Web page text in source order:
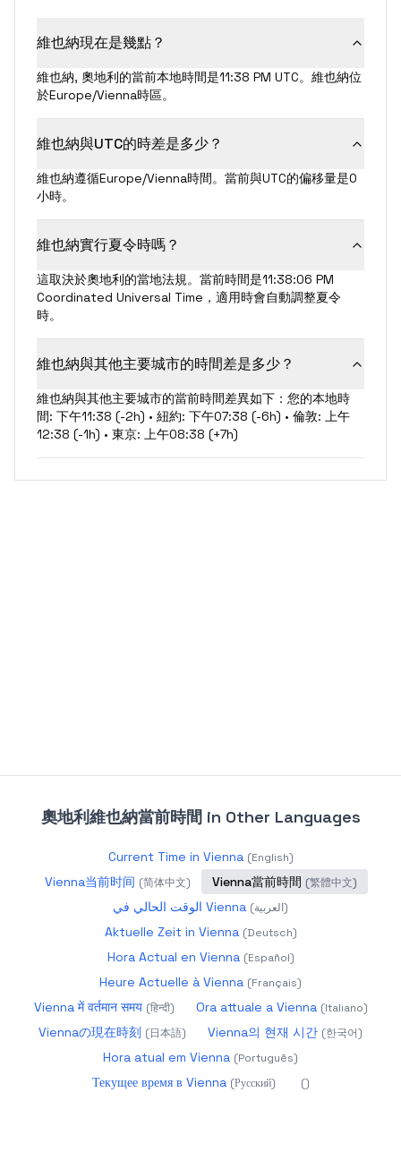
維也納現在是幾點？
維也納, 奧地利的當前本地時間是11:38 PM UTC。維也納位
於Europe/Vienna時區。
維也納與UTC的時差是多少？
維也納遵循Europe/Vienna時間。當前與UTC的偏移量是0
小時。
維也納實行夏令時嗎？
這取決於奧地利的當地法規。當前時間是11:38:06 PM
Coordinated Universal Time，適用時會自動調整夏令
時。
維也納與其他主要城市的時間差是多少？
維也納與其他主要城市的當前時間差異如下：您的本地時
間: 下午11:38 (-2h) • 紐約: 下午07:38 (-6h) • 倫敦: 上午
12:38 (-1h) • 東京: 上午08:38 (+7h)
奧地利維也納當前時間 in Other Languages
Current Time in Vienna (English)
Vienna当前时间 (简体中文) Vienna當前時間 (繁體中文)
الوقت الحالي في Vienna (العربية)
Aktuelle Zeit in Vienna (Deutsch)
Hora Actual en Vienna (Español)
Heure Actuelle à Vienna (Français)
Vienna में वर्तमान समय (हिन्दी) Ora attuale a Vienna (Italiano)
Viennaの現在時刻 (日本語) Vienna의 현재 시간 (한국어)
Hora atual em Vienna (Português)
Текущее время в Vienna (Русский) ()